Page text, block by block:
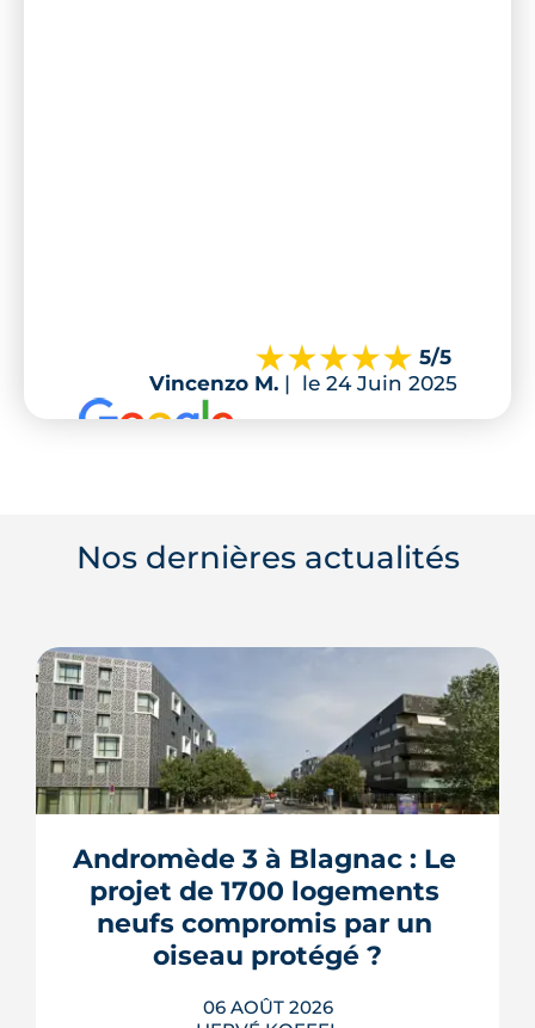
5/5
Vincenzo M. | le 24 Juin 2025
Nos dernières actualités
Andromède 3 à Blagnac : Le
projet de 1700 logements
neufs compromis par un
oiseau protégé ?
06 AOÛT 2026